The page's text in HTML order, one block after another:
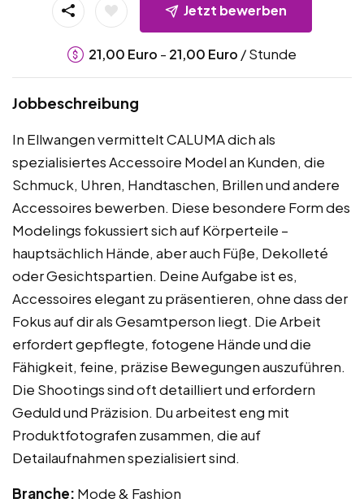
Jetzt bewerben
21,00 Euro - 21,00 Euro / Stunde
Jobbeschreibung
In Ellwangen vermittelt CALUMA dich als
spezialisiertes Accessoire Model an Kunden, die
Schmuck, Uhren, Handtaschen, Brillen und andere
Accessoires bewerben. Diese besondere Form des
Modelings fokussiert sich auf Körperteile –
hauptsächlich Hände, aber auch Füße, Dekolleté
oder Gesichtspartien. Deine Aufgabe ist es,
Accessoires elegant zu präsentieren, ohne dass der
Fokus auf dir als Gesamtperson liegt. Die Arbeit
erfordert gepflegte, fotogene Hände und die
Fähigkeit, feine, präzise Bewegungen auszuführen.
Die Shootings sind oft detailliert und erfordern
Geduld und Präzision. Du arbeitest eng mit
Produktfotografen zusammen, die auf
Detailaufnahmen spezialisiert sind.
Branche: Mode & Fashion